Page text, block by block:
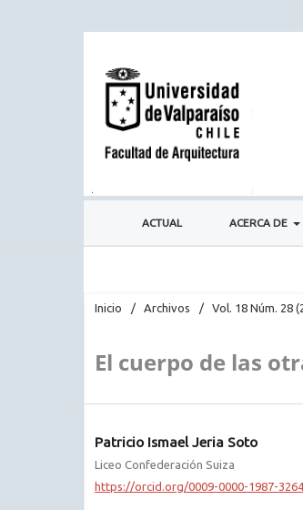
ACTUAL ACERCA DE
Inicio / Archivos / Vol. 18 Núm. 28
El cuerpo de las
Patricio Ismael Jeria Soto
Liceo Confederación Suiza
https://orcid.org/0009-0000-1987-3264